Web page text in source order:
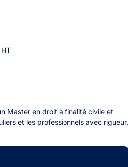
Master en droit à finalité civile et
et les professionnels avec rigueur,